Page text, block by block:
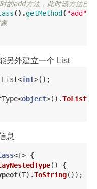
的add方法，此时该方法已
().getMethod( "add"
象
另外建立一个 List
List<int>();
<object>().ToList
息
<T> {
()
{
(T).ToString());